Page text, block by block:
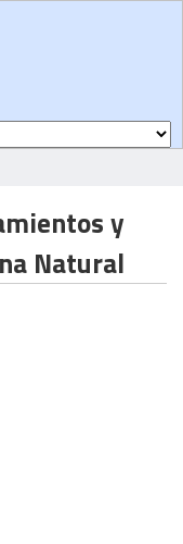
y
Natural